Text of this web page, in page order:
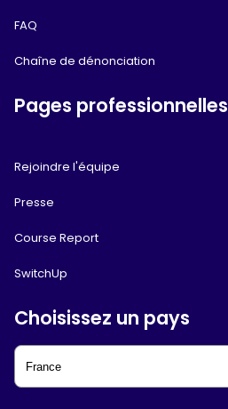
FAQ
Chaîne de dénonciation
Pages professionnelles
Rejoindre l'équipe
Presse
Course Report
SwitchUp
Choisissez un pays